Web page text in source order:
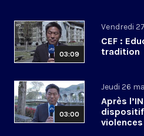
03:09
Vendredi
CEF :
tradition
03:00
Jeudi 26
Après